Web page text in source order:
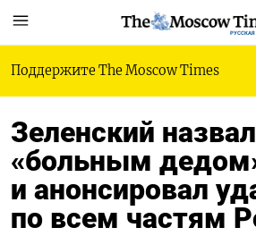
Поддержите The Moscow Times
Зеленский
«больным
и анонсировал
по всем частям